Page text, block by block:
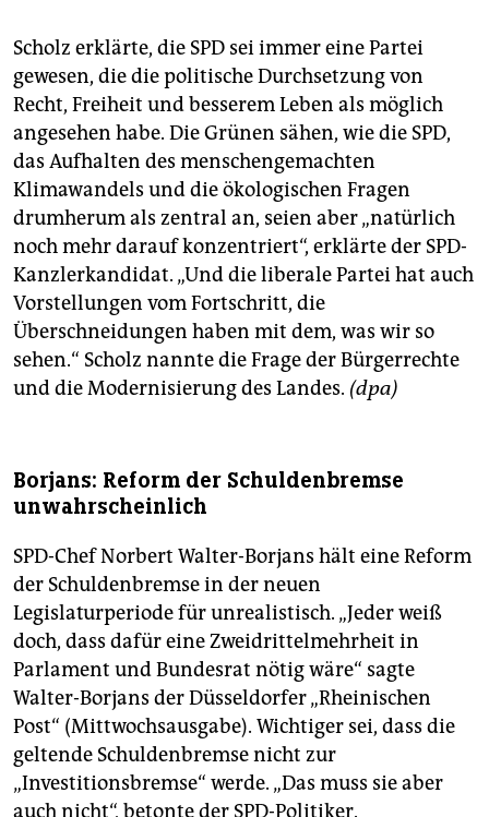
Scholz erklärte, die SPD sei immer eine Partei
gewesen, die die politische Durchsetzung von
Recht, Freiheit und besserem Leben als möglich
angesehen habe. Die Grünen sähen, wie die SPD,
das Aufhalten des menschengemachten
Klimawandels und die ökologischen Fragen
drumherum als zentral an, seien aber „natürlich
noch mehr darauf konzentriert“, erklärte der SPD-
Kanzlerkandidat. „Und die liberale Partei hat auch
Vorstellungen vom Fortschritt, die
Überschneidungen haben mit dem, was wir so
sehen.“ Scholz nannte die Frage der Bürgerrechte
und die Modernisierung des Landes. (dpa)
Borjans: Reform der Schuldenbremse
unwahrscheinlich
SPD-Chef Norbert Walter-Borjans hält eine Reform
der Schuldenbremse in der neuen
Legislaturperiode für unrealistisch. „Jeder weiß
doch, dass dafür eine Zweidrittelmehrheit in
Parlament und Bundesrat nötig wäre“ sagte
Walter-Borjans der Düsseldorfer „Rheinischen
Post“ (Mittwochsausgabe). Wichtiger sei, dass die
geltende Schuldenbremse nicht zur
„Investitionsbremse“ werde. „Das muss sie aber
auch nicht“, betonte der SPD-Politiker.